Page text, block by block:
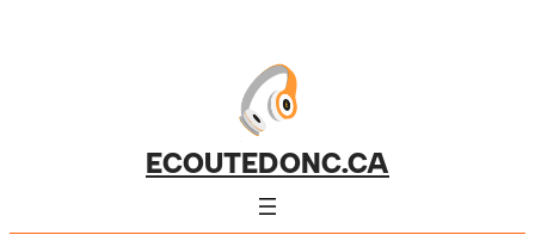
ECOUTEDONC.CA